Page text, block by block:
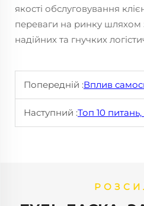
якості обслуговування
переваги на ринку шляхом
надійних та гнучких
Попередній :Вплив
Наступний :Топ 10 питань, які